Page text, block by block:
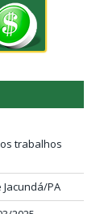
trabalhos
PA